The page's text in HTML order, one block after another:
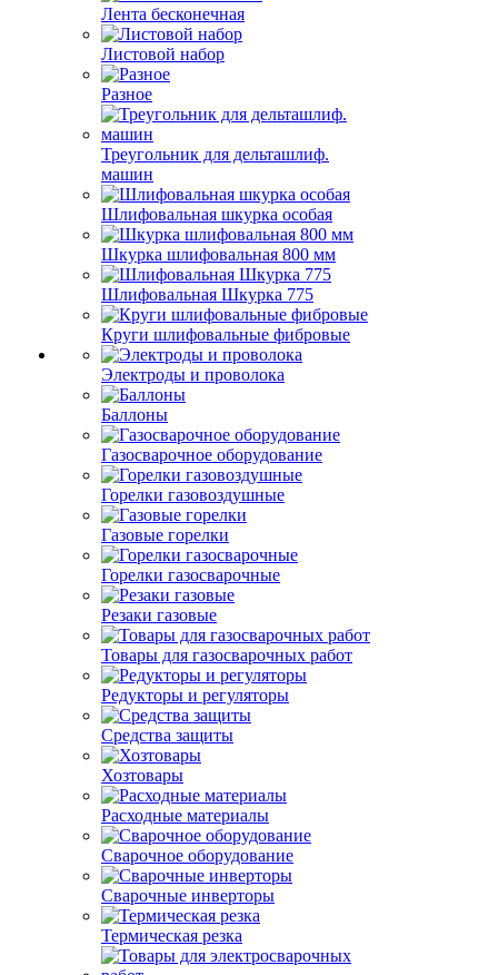
Лента бесконечная
Листовой набор
Разное
Треугольник для дельташлиф.
машин
Шлифовальная шкурка особая
Шкурка шлифовальная 800 мм
Шлифовальная Шкурка 775
Круги шлифовальные фибровые
Электроды и проволока
Баллоны
Газосварочное оборудование
Горелки газовоздушные
Газовые горелки
Горелки газосварочные
Резаки газовые
Товары для газосварочных работ
Редукторы и регуляторы
Средства защиты
Хозтовары
Расходные материалы
Сварочное оборудование
Сварочные инверторы
Термическая резка